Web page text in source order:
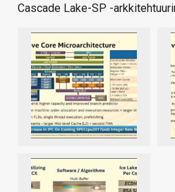
Cascade Lake-SP -